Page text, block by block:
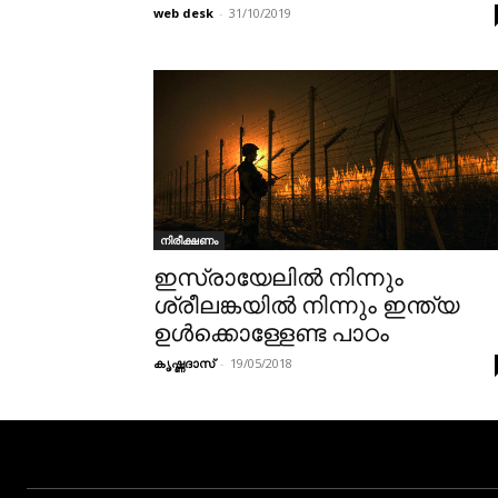
web desk - 31/10/2019
നിരീക്ഷണം
ഇസ്രായേലിൽ നിന്നും
ശ്രീലങ്കയിൽ നിന്നും ഇന്ത്യ
ഉൾക്കൊള്ളേണ്ട പാഠം
കൃഷ്ണദാസ് - 19/05/2018